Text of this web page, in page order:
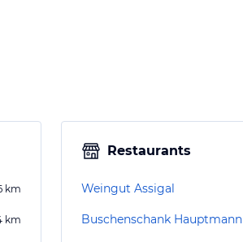
km
km
Restaurants
Weingut Assigal
Buschenschank Hauptmann